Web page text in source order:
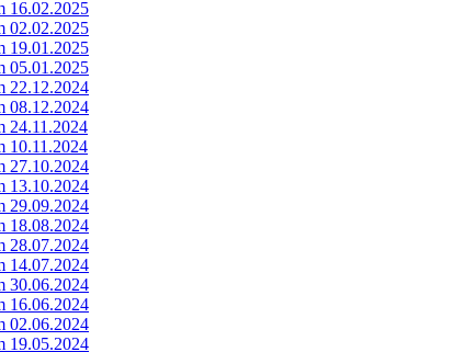
16.02.2025
02.02.2025
19.01.2025
05.01.2025
22.12.2024
08.12.2024
24.11.2024
10.11.2024
27.10.2024
13.10.2024
29.09.2024
18.08.2024
28.07.2024
14.07.2024
30.06.2024
16.06.2024
02.06.2024
19.05.2024